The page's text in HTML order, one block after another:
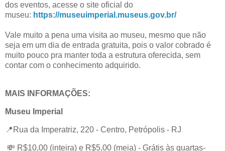
dos eventos, acesse o site oficial do
museu: https://museuimperial.museus.gov.br/
Vale muito a pena uma visita ao museu, mesmo que não
seja em um dia de entrada gratuita, pois o valor cobrado é
muito pouco pra manter toda a estrutura oferecida, sem
contar com o conhecimento adquirido.
MAIS INFORMAÇÕES:
Museu Imperial
📍Rua da Imperatriz, 220 - Centro, Petrópolis - RJ
💸 R$10,00 (inteira) e R$5,00 (meia) - Grátis às quartas-